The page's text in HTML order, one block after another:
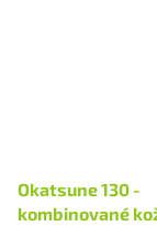
Okatsune 130 -
kombinované